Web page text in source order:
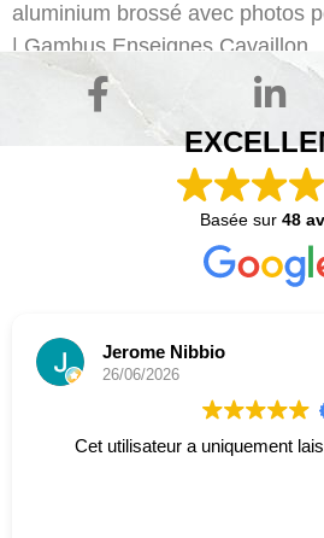
aluminium brossé avec photos
| GambusEnseignes Cavaillon
Basée sur 48
Jerome Nibbio
26/06/2026
Cet utilisateur a uniquement